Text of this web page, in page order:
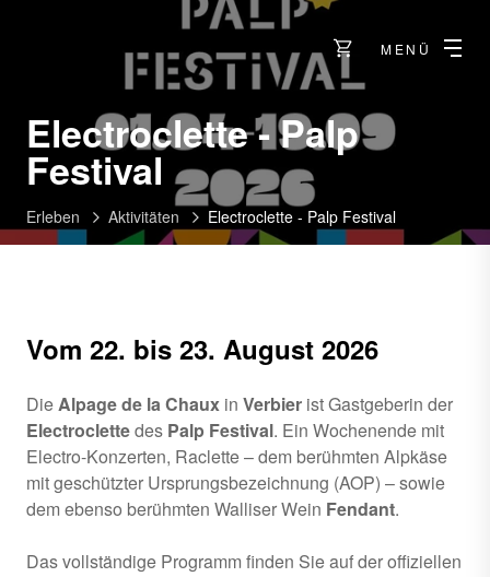
MENÜ
Electroclette - Palp
Festival
Erleben Aktivitäten Electroclette - Palp Festival
Vom 22. bis 23. August 2026
DieAlpage de la Chaux in Verbier ist Gastgeberin der
Electroclettedes Palp Festival. Ein Wochenende mit
Electro-Konzerten, Raclette – dem berühmten Alpkäse
mit geschützter Ursprungsbezeichnung (AOP) – sowie
dem ebenso berühmten Walliser Wein Fendant.
Das vollständige Programm finden Sie auf der offiziellen